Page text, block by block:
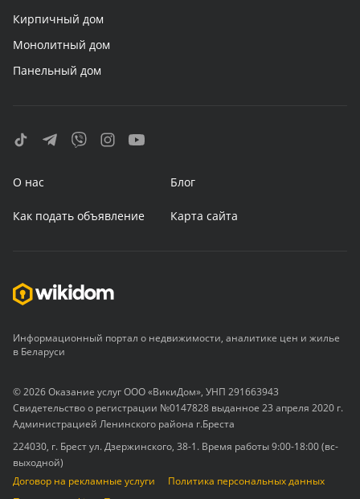
Кирпичный дом
Монолитный дом
Панельный дом
О нас Блог
Как подать объявление Карта сайта
Информационный портал о недвижимости, аналитике цен и жилье
в Беларуси
© 2026 Оказание услуг ООО «ВикиДом», УНП 291663943
Свидетельство о регистрации №0147828 выданное 23 апреля 2020 г.
Администрацией Ленинского района г.Бреста
224030, г. Брест ул. Дзержинского, 38-1. Время работы 9:00-18:00 (вс-
выходной)
Договор на рекламные услуги
Политика персональных данных